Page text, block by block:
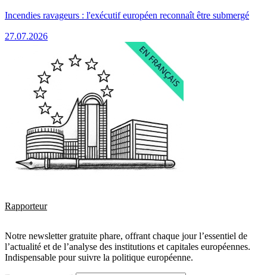
Incendies ravageurs : l'exécutif européen reconnaît être submergé
27.07.2026
Rapporteur
Notre newsletter gratuite phare, offrant chaque jour l’essentiel de
l’actualité et de l’analyse des institutions et capitales européennes.
Indispensable pour suivre la politique européenne.